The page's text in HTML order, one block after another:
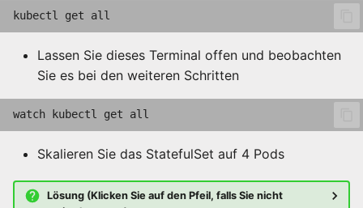
kubectl get
Lassen Sie dieses Terminal offen und beobachten
Sie es bei den weiteren Schritten
watch kubectl get
Skalieren Sie das StatefulSet auf 4 Pods
Lösung (Klicken Sie auf den Pfeil, falls Sie nicht